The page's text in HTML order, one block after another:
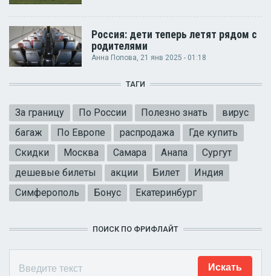
Россия: дети теперь летят рядом с
родителями
Анна Попова , 21 янв 2025 - 01:18
ТАГИ
За границу По России Полезно знать
вирус
багаж
По Европе распродажа
Где купить
Скидки
Москва Самара Анапа
Сургут
дешевые билеты
акции Билет
Индия
Симферополь
Бонус Екатеринбург
ПОИСК ПО ФРИФЛАЙТ